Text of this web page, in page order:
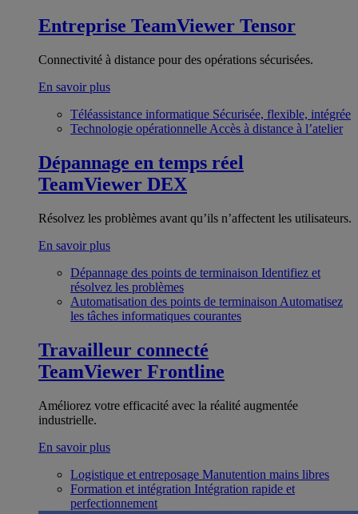
Entreprise TeamViewer Tensor
Connectivité à distance pour des opérations sécurisées.
En savoir plus
Téléassistance informatique Sécurisée, flexible, intégrée
Technologie opérationnelle Accès à distance à l’atelier
Dépannage en temps réel
TeamViewer DEX
Résolvez les problèmes avant qu’ils n’affectent les utilisateurs.
En savoir plus
Dépannage des points de terminaison Identifiez et
résolvez les problèmes
Automatisation des points de terminaison Automatisez
les tâches informatiques courantes
Travailleur connecté
TeamViewer Frontline
Améliorez votre efficacité avec la réalité augmentée
industrielle.
En savoir plus
Logistique et entreposage Manutention mains libres
Formation et intégration Intégration rapide et
perfectionnement